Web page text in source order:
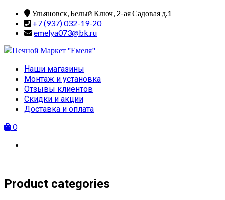
Skip
content
Ульяновск, Белый Ключ, 2-ая Садовая д.1
+7 (937) 032-19-20
emelya073@bk.ru
Primary
Menu
Наши магазины
Монтаж и установка
Отзывы клиентов
Скидки и акции
Доставка и оплата
0
Product categories